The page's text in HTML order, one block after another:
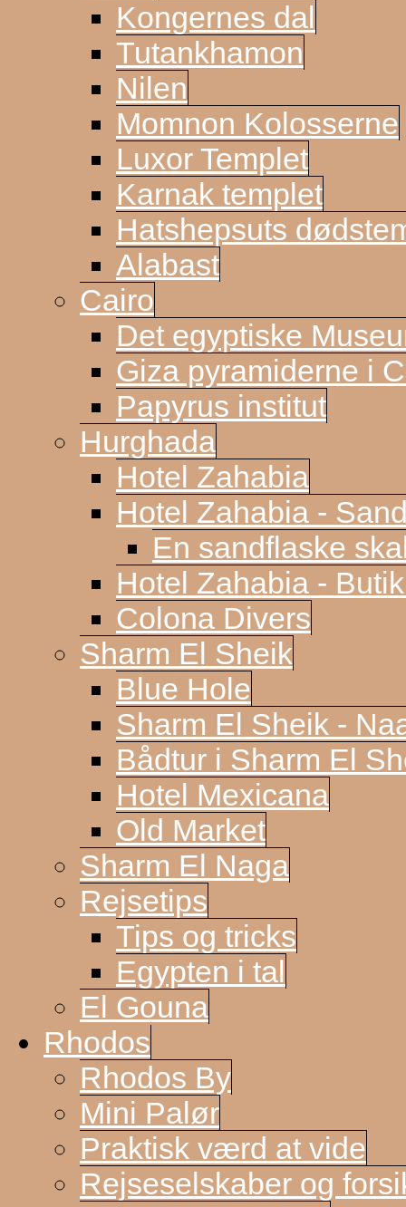
Kongernes dal
Tutankhamon
Nilen
Momnon Kolosserne
Luxor Templet
Karnak templet
Hatshepsuts
Alabast
Cairo
Det egyptiske
Giza pyramiderne i
Papyrus institut
Hurghada
Hotel Zahabia
Hotel Zahabia -
En sandflaske
Hotel Zahabia -
Colona Divers
Sharm El Sheik
Blue Hole
Sharm El Sheik -
Bådtur i Sharm El
Hotel Mexicana
Old Market
Sharm El Naga
Rejsetips
Tips og tricks
Egypten i tal
El Gouna
Rhodos
Rhodos By
Mini Palør
Praktisk værd at vide
Rejseselskaber og